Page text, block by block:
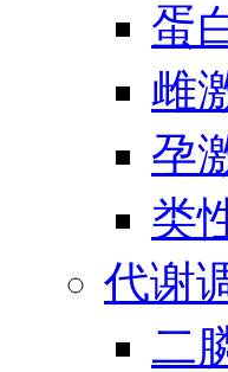
蛋
雌
孕
类
代谢
二